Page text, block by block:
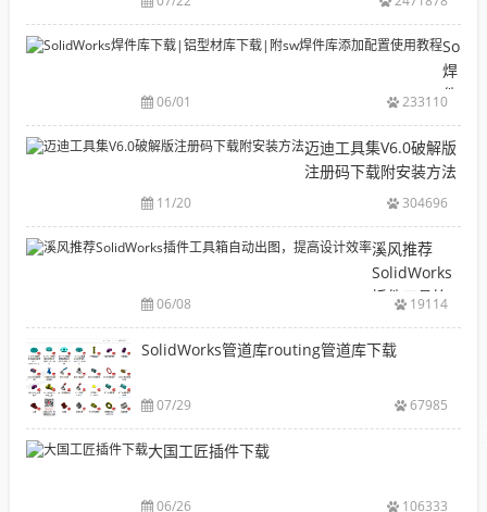
目
录
机
械
软
安
包
载
焊
件
下
载|
型
下
载|
附
件
库
配
06/01 233110
迈迪工具集V6.0破解版
注册码下载附安装方法
11/20 304696
溪风推荐
SolidWorks
插件工具箱
提高设计效
06/08 19114
SolidWorks管道库routing管道库下载
07/29 67985
大国工匠插件下载
06/26 106333